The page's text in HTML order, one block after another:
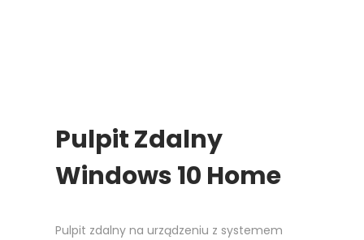
Pulpit Zdalny
Windows 10 Home
Pulpit zdalny na urządzeniu z systemem